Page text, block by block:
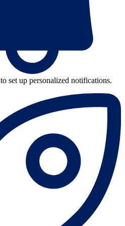
to set up personalized notifications.